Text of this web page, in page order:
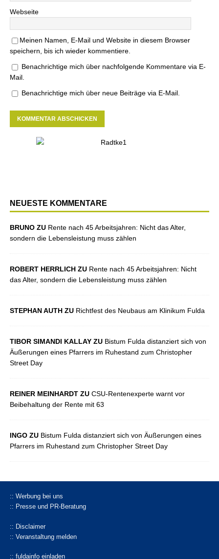
Webseite
Meinen Namen, E-Mail und Website in diesem Browser
speichern, bis ich wieder kommentiere.
Benachrichtige mich über nachfolgende Kommentare via E-
Mail.
Benachrichtige mich über neue Beiträge via E-Mail.
NEUESTE KOMMENTARE
BRUNO ZU Rente nach 45 Arbeitsjahren: Nicht das Alter,
sondern die Lebensleistung muss zählen
ROBERT HERRLICH ZU Rente nach 45 Arbeitsjahren: Nicht
das Alter, sondern die Lebensleistung muss zählen
STEPHAN AUTH ZU Richtfest des Neubaus am Klinikum Fulda
TIBOR SIMANDI KALLAY ZU Bistum Fulda distanziert sich von
Äußerungen eines Pfarrers im Ruhestand zum Christopher
Street Day
REINER MEINHARDT ZU CSU-Rentenexperte warnt vor
Beibehaltung der Rente mit 63
INGO ZU Bistum Fulda distanziert sich von Äußerungen eines
Pfarrers im Ruhestand zum Christopher Street Day
:: Werbung bei uns
:: Presse und PR-Beratung
:: Disclaimer
:: Veranstaltung melden
:: fuldainfo einladen